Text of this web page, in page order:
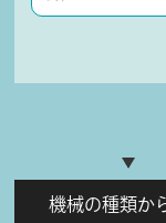
機械の種類か